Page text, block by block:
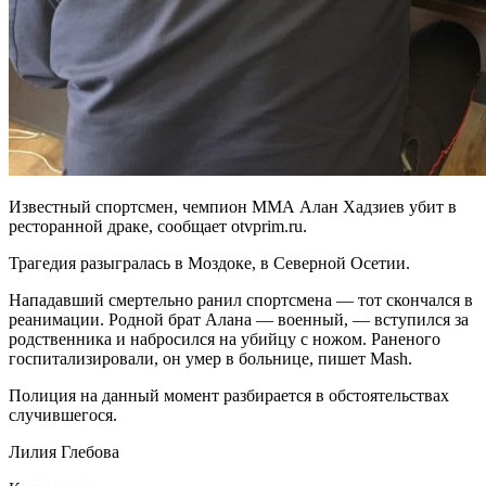
Известный спортсмен, чемпион ММА Алан Хадзиев убит в
ресторанной драке, сообщает otvprim.ru.
Трагедия разыгралась в Моздоке, в Северной Осетии.
Нападавший смертельно ранил спортсмена — тот скончался в
реанимации. Родной брат Алана — военный, — вступился за
родственника и набросился на убийцу с ножом. Раненого
госпитализировали, он умер в больнице, пишет Mash.
Полиция на данный момент разбирается в обстоятельствах
случившегося.
Лилия Глебова